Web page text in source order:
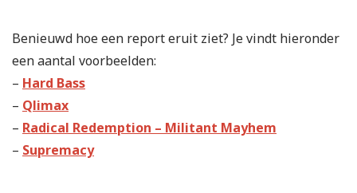
Benieuwd hoe een report eruit ziet? Je vindt hieronder
een aantal voorbeelden:
– Hard Bass
– Qlimax
– Radical Redemption – Militant Mayhem
– Supremacy